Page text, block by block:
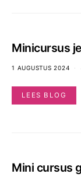
Minicursus
1 AUGUSTUS 2024
LEES BLOG
Mini cursus